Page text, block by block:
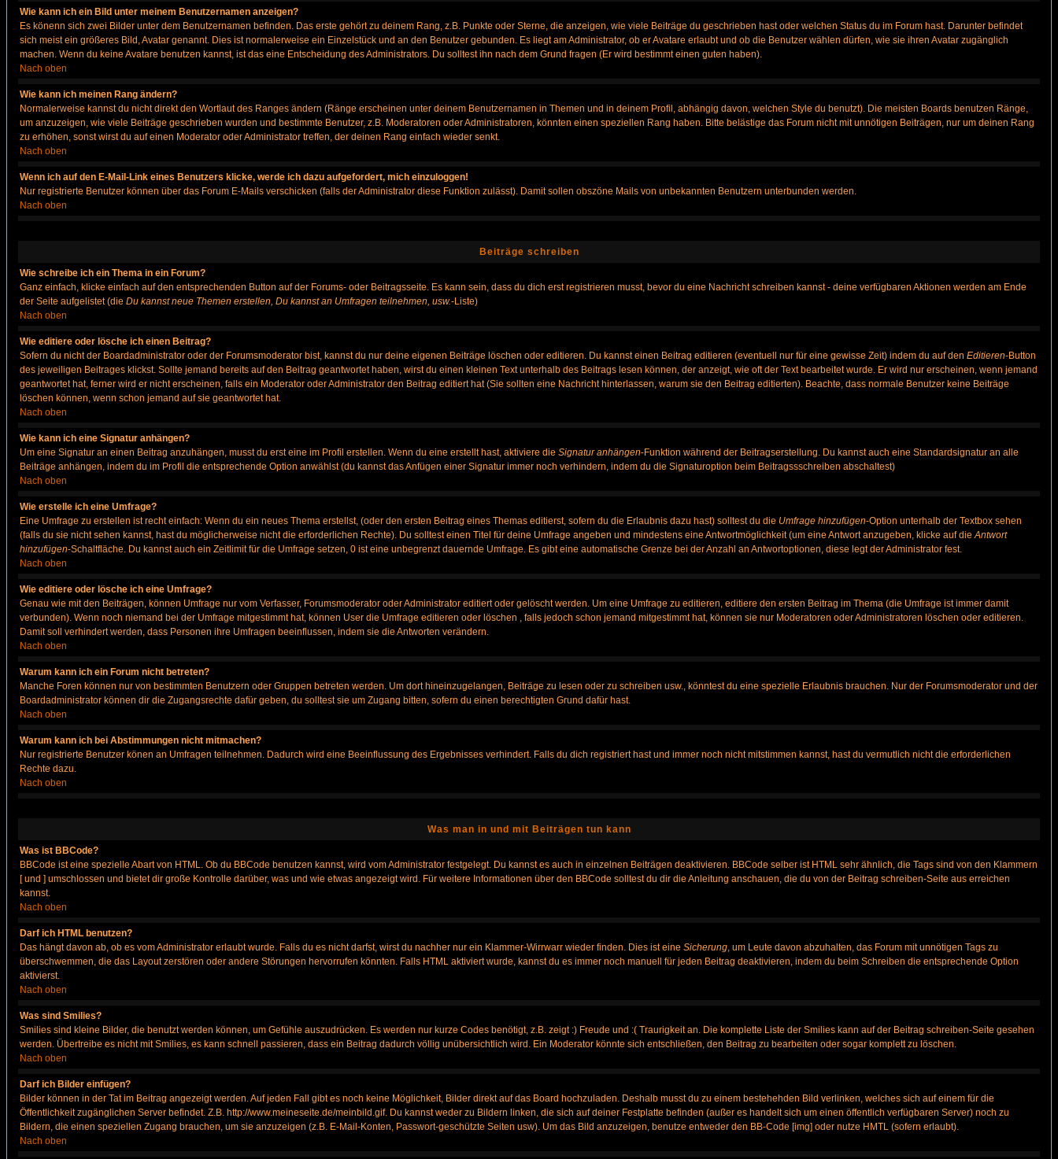
Wie kann ich ein Bild unter meinem Benutzernamen anzeigen?
Es könenn sich zwei Bilder unter dem Benutzernamen befinden. Das erste gehört zu deinem Rang, z.B. Punkte oder Sterne, die anzeigen, wie viele Beiträge du geschrieben hast oder welchen Status du im Forum hast. Darunter befindet
sich meist ein größeres Bild, Avatar genannt. Dies ist normalerweise ein Einzelstück und an den Benutzer gebunden. Es liegt am Administrator, ob er Avatare erlaubt und ob die Benutzer wählen dürfen, wie sie ihren Avatar zugänglich
machen. Wenn du keine Avatare benutzen kannst, ist das eine Entscheidung des Administrators. Du solltest ihn nach dem Grund fragen (Er wird bestimmt einen guten haben).
Nach oben
Wie kann ich meinen Rang ändern?
Normalerweise kannst du nicht direkt den Wortlaut des Ranges ändern (Ränge erscheinen unter deinem Benutzernamen in Themen und in deinem Profil, abhängig davon, welchen Style du benutzt). Die meisten Boards benutzen Ränge,
um anzuzeigen, wie viele Beiträge geschrieben wurden und bestimmte Benutzer, z.B. Moderatoren oder Administratoren, könnten einen speziellen Rang haben. Bitte belästige das Forum nicht mit unnötigen Beiträgen, nur um deinen Rang
zu erhöhen, sonst wirst du auf einen Moderator oder Administrator treffen, der deinen Rang einfach wieder senkt.
Nach oben
Wenn ich auf den E-Mail-Link eines Benutzers klicke, werde ich dazu aufgefordert, mich einzuloggen!
Nur registrierte Benutzer können über das Forum E-Mails verschicken (falls der Administrator diese Funktion zulässt). Damit sollen obszöne Mails von unbekannten Benutzern unterbunden werden.
Nach oben
Beiträge schreiben
Wie schreibe ich ein Thema in ein Forum?
Ganz einfach, klicke einfach auf den entsprechenden Button auf der Forums- oder Beitragsseite. Es kann sein, dass du dich erst registrieren musst, bevor du eine Nachricht schreiben kannst - deine verfügbaren Aktionen werden am Ende
der Seite aufgelistet (die Du kannst neue Themen erstellen, Du kannst an Umfragen teilnehmen, usw.-Liste)
Nach oben
Wie editiere oder lösche ich einen Beitrag?
Sofern du nicht der Boardadministrator oder der Forumsmoderator bist, kannst du nur deine eigenen Beiträge löschen oder editieren. Du kannst einen Beitrag editieren (eventuell nur für eine gewisse Zeit) indem du auf den Editieren-Button
des jeweiligen Beitrages klickst. Sollte jemand bereits auf den Beitrag geantwortet haben, wirst du einen kleinen Text unterhalb des Beitrags lesen können, der anzeigt, wie oft der Text bearbeitet wurde. Er wird nur erscheinen, wenn jemand
geantwortet hat, ferner wird er nicht erscheinen, falls ein Moderator oder Administrator den Beitrag editiert hat (Sie sollten eine Nachricht hinterlassen, warum sie den Beitrag editierten). Beachte, dass normale Benutzer keine Beiträge
löschen können, wenn schon jemand auf sie geantwortet hat.
Nach oben
Wie kann ich eine Signatur anhängen?
Um eine Signatur an einen Beitrag anzuhängen, musst du erst eine im Profil erstellen. Wenn du eine erstellt hast, aktiviere die Signatur anhängen-Funktion während der Beitragserstellung. Du kannst auch eine Standardsignatur an alle
Beiträge anhängen, indem du im Profil die entsprechende Option anwählst (du kannst das Anfügen einer Signatur immer noch verhindern, indem du die Signaturoption beim Beitragssschreiben abschaltest)
Nach oben
Wie erstelle ich eine Umfrage?
Eine Umfrage zu erstellen ist recht einfach: Wenn du ein neues Thema erstellst, (oder den ersten Beitrag eines Themas editierst, sofern du die Erlaubnis dazu hast) solltest du die Umfrage hinzufügen-Option unterhalb der Textbox sehen
(falls du sie nicht sehen kannst, hast du möglicherweise nicht die erforderlichen Rechte). Du solltest einen Titel für deine Umfrage angeben und mindestens eine Antwortmöglichkeit (um eine Antwort anzugeben, klicke auf dieAntwort
hinzufügen-Schaltfläche. Du kannst auch ein Zeitlimit für die Umfrage setzen, 0 ist eine unbegrenzt dauernde Umfrage. Es gibt eine automatische Grenze bei der Anzahl an Antwortoptionen, diese legt der Administrator fest.
Nach oben
Wie editiere oder lösche ich eine Umfrage?
Genau wie mit den Beiträgen, können Umfrage nur vom Verfasser, Forumsmoderator oder Administrator editiert oder gelöscht werden. Um eine Umfrage zu editieren, editiere den ersten Beitrag im Thema (die Umfrage ist immer damit
verbunden). Wenn noch niemand bei der Umfrage mitgestimmt hat, können User die Umfrage editieren oder löschen , falls jedoch schon jemand mitgestimmt hat, können sie nur Moderatoren oder Administratoren löschen oder editieren.
Damit soll verhindert werden, dass Personen ihre Umfragen beeinflussen, indem sie die Antworten verändern.
Nach oben
Warum kann ich ein Forum nicht betreten?
Manche Foren können nur von bestimmten Benutzern oder Gruppen betreten werden. Um dort hineinzugelangen, Beiträge zu lesen oder zu schreiben usw., könntest du eine spezielle Erlaubnis brauchen. Nur der Forumsmoderator und der
Boardadministrator können dir die Zugangsrechte dafür geben, du solltest sie um Zugang bitten, sofern du einen berechtigten Grund dafür hast.
Nach oben
Warum kann ich bei Abstimmungen nicht mitmachen?
Nur registrierte Benutzer könen an Umfragen teilnehmen. Dadurch wird eine Beeinflussung des Ergebnisses verhindert. Falls du dich registriert hast und immer noch nicht mitstimmen kannst, hast du vermutlich nicht die erforderlichen
Rechte dazu.
Nach oben
Was man in und mit Beiträgen tun kann
Was ist BBCode?
BBCode ist eine spezielle Abart von HTML. Ob du BBCode benutzen kannst, wird vom Administrator festgelegt. Du kannst es auch in einzelnen Beiträgen deaktivieren. BBCode selber ist HTML sehr ähnlich, die Tags sind von den Klammern
[ und ] umschlossen und bietet dir große Kontrolle darüber, was und wie etwas angezeigt wird. Für weitere Informationen über den BBCode solltest du dir die Anleitung anschauen, die du von der Beitrag schreiben-Seite aus erreichen
kannst.
Nach oben
Darf ich HTML benutzen?
Das hängt davon ab, ob es vom Administrator erlaubt wurde. Falls du es nicht darfst, wirst du nachher nur ein Klammer-Wirrwarr wieder finden. Dies ist eine Sicherung, um Leute davon abzuhalten, das Forum mit unnötigen Tags zu
überschwemmen, die das Layout zerstören oder andere Störungen hervorrufen könnten. Falls HTML aktiviert wurde, kannst du es immer noch manuell für jeden Beitrag deaktivieren, indem du beim Schreiben die entsprechende Option
aktivierst.
Nach oben
Was sind Smilies?
Smilies sind kleine Bilder, die benutzt werden können, um Gefühle auszudrücken. Es werden nur kurze Codes benötigt, z.B. zeigt :) Freude und :( Traurigkeit an. Die komplette Liste der Smilies kann auf der Beitrag schreiben-Seite gesehen
werden. Übertreibe es nicht mit Smilies, es kann schnell passieren, dass ein Beitrag dadurch völlig unübersichtlich wird. Ein Moderator könnte sich entschließen, den Beitrag zu bearbeiten oder sogar komplett zu löschen.
Nach oben
Darf ich Bilder einfügen?
Bilder können in der Tat im Beitrag angezeigt werden. Auf jeden Fall gibt es noch keine Möglichkeit, Bilder direkt auf das Board hochzuladen. Deshalb musst du zu einem bestehehden Bild verlinken, welches sich auf einem für die
Öffentlichkeit zugänglichen Server befindet. Z.B. http://www.meineseite.de/meinbild.gif. Du kannst weder zu Bildern linken, die sich auf deiner Festplatte befinden (außer es handelt sich um einen öffentlich verfügbaren Server) noch zu
Bildern, die einen speziellen Zugang brauchen, um sie anzuzeigen (z.B. E-Mail-Konten, Passwort-geschützte Seiten usw). Um das Bild anzuzeigen, benutze entweder den BB-Code [img] oder nutze HMTL (sofern erlaubt).
Nach oben